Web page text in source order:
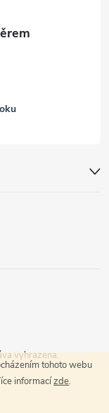
tohoto webu
informacízde.
vyhrazena.